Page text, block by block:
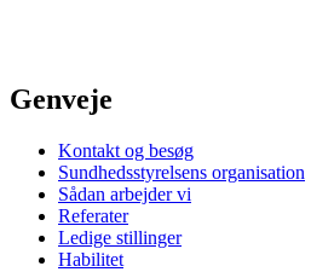
Genveje
Kontakt og besøg
Sundhedsstyrelsens organisation
Sådan arbejder vi
Referater
Ledige stillinger
Habilitet